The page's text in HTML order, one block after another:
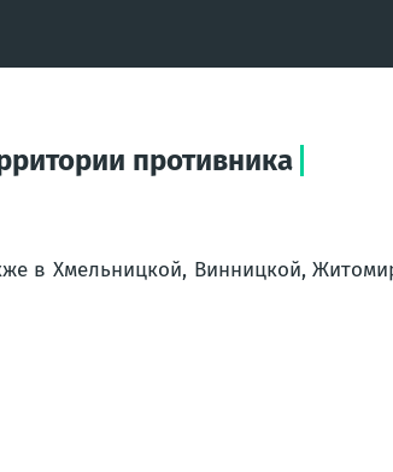
противника
в Хмельницкой, Винницкой,